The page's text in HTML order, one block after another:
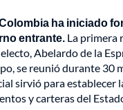
ha iniciado
entrante. La primera
Abelardo de la
se reunió durante
sirvió para
y carteras del